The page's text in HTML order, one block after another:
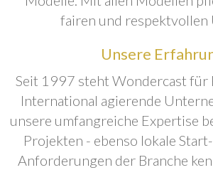
fairen und respektvollen
Unsere
Seit 1997 steht Wondercast für
International agierende
unsere umfangreiche Expertise
Projekten - ebenso lokale
Anforderungen der Branche